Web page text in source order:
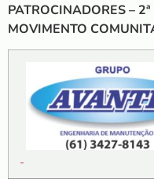
PATROCINADORES –
MOVIMENTO